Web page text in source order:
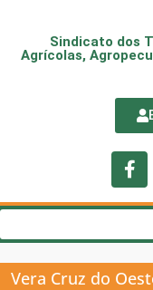
Sindicato dos
Agrícolas,
Vera Cruz do